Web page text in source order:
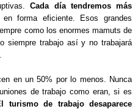
Cada día tendremos más
forma eficiente. Esos grandes
como los enormes mamuts de
siempre trabajo así y no trabajará
en un 50% por lo menos. Nunca
de trabajo como eran, si es
turismo de trabajo desaparece